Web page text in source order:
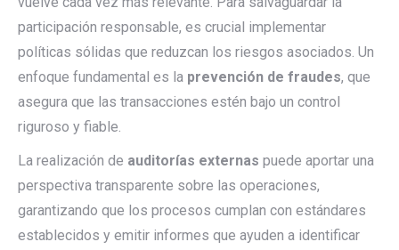
participación responsable, es crucial implementar
políticas sólidas que reduzcan los riesgos asociados. Un
enfoque fundamental es la prevención de fraudes, que
asegura que las transacciones estén bajo un control
riguroso y fiable.
La realización de auditorías externas puede aportar una
perspectiva transparente sobre las operaciones,
garantizando que los procesos cumplan con estándares
establecidos y emitir informes que ayuden a identificar